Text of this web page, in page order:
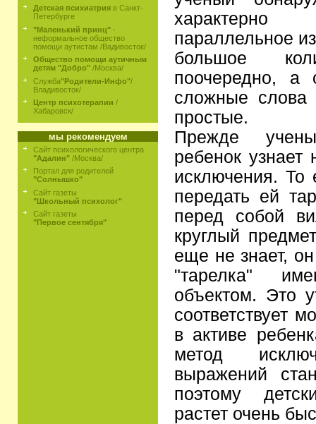
Детская психиатрия в Санкт-
Петербурге
"Маленький принц" -
неформальное общество
помощи аутистам /Вадивосток/
Общество помощи аутичным
детям "Добро" /Москва/
Служба"Родители-Инфо"/
Владивосток/
Центр психотерапии /
Хабаровск/
мы рекомендуем
Сайт психологического центра
"Адалин" /Москва/
Портал для родителей
"Солнышко"
Сайт газеты
"Школьный психолог"
Сайт газеты
"Первое сентября"
параллельное
большое
поочередно, а
сложные
простые.
Прежде
ребенок
исключения. То
передать ей
перед собой
круглый
еще не знает,
"тарелка"
объектом. Это
соответствует
в активе
метод
выражений
поэтому
растет очень